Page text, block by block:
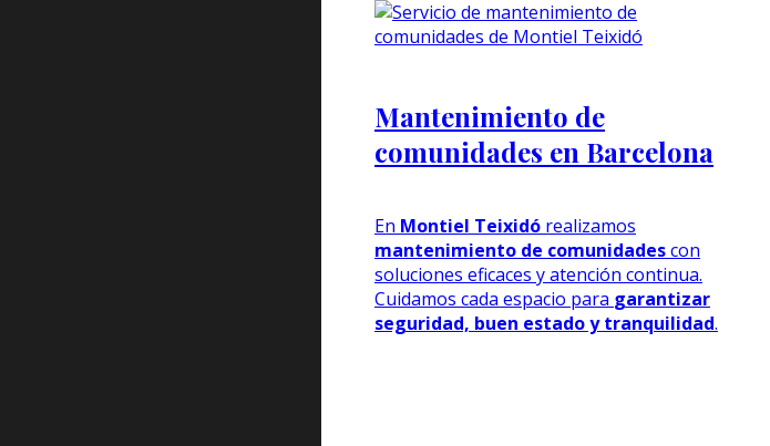
Mantenimiento de
comunidades en Barcelona
En Montiel Teixidó realizamos
mantenimiento de comunidadescon
soluciones eficaces y atención continua.
Cuidamos cada espacio para garantizar
seguridad, buen estado y tranquilidad.